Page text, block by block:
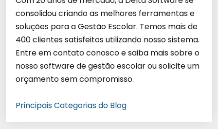
consolidou criando as melhores ferramentas e
soluções para a Gestão Escolar. Temos mais de
400 clientes satisfeitos utilizando nosso sistema.
Entre em contato conosco e saiba mais sobre o
nosso software de gestão escolar ou solicite um
orçamento sem compromisso.
Principais Categorias do Blog